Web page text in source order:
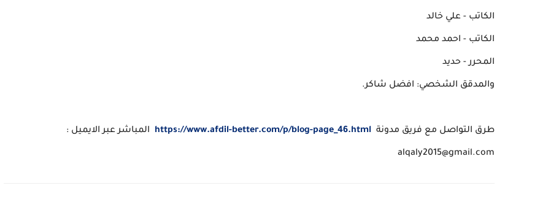
الكاتب - علي خالد
الكاتب - احمد محمد
المحرر - حديد
والمدقق الشخصي: افضل شاكر.
طرق التواصل مع فريق مدونة https://www.afdil-better.com/p/blog-page_46.html المباشر عبر الايميل :
alqaly2015@gmail.com